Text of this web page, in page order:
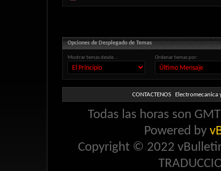
Opciones de Desplegado de Temas
Mostrar temas desde... Ordenar temas por:
CONTACTENOS Electromecanica
Todas las horas son
Powered by
Copyright © 2022